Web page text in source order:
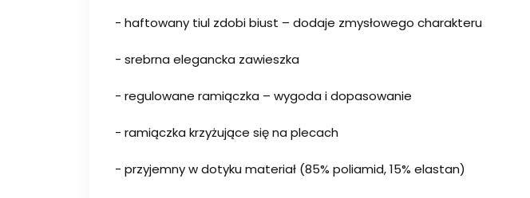
- haftowany tiul zdobi biust – dodaje zmysłowego charakteru
- srebrna elegancka zawieszka
- regulowane ramiączka – wygoda i dopasowanie
- ramiączka krzyżujące się na plecach
- przyjemny w dotyku materiał (85% poliamid, 15% elastan)